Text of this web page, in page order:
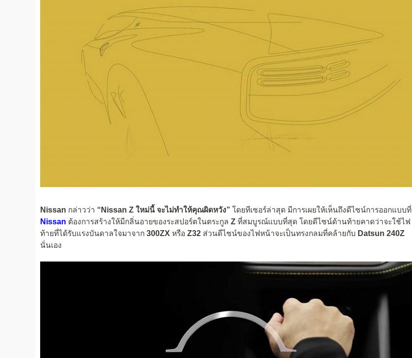
Nissan กล่าวว่า “Nissan Z ใหม่นี้ จะไม่ทำให้คุณผิดหวัง” โดยทีเซอร์ล่าสุด มีการเผยให้เห็นถึงดีไซน์การออกแบบที่
Nissan ต้องการสร้างให้มีกลิ่นอายของระสปอร์ตในตระกูล Z ที่สมบูรณ์แบบที่สุด โดยดีไซน์ด้านท้ายคาดว่าจะใช้ไฟ
ท้ายที่ได้รับแรงบันดาลใจมาจาก 300ZX หรือ Z32 ส่วนดีไซน์ของไฟหน้าจะเป็นทรงกลมที่คล้ายกับ Datsun 240Z
นั่นเอง